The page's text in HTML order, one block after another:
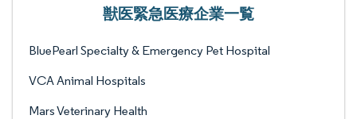
獣医緊急医療企業一覧
BluePearl Specialty & Emergency Pet Hospital
VCA Animal Hospitals
Mars Veterinary Health